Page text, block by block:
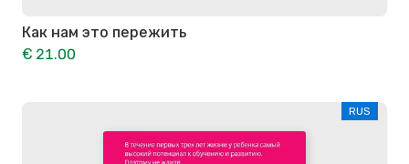
Как нам это пережить
€ 21.00
RUS